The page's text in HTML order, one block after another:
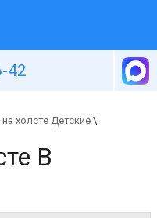
42
холсте Детские \
В